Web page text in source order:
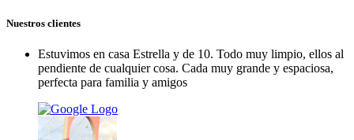
Nuestros clientes
Estuvimos en casa Estrella y de 10. Todo muy limpio, ellos al
pendiente de cualquier cosa. Cada muy grande y espaciosa,
perfecta para familia y amigos